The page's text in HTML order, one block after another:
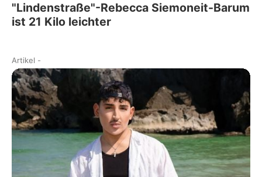
"Lindenstraße"-Rebecca Siemoneit-Barum
ist 21 Kilo leichter
Artikel -